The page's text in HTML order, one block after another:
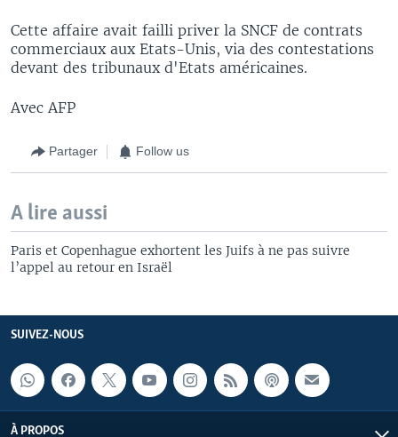
Cette affaire avait failli priver la SNCF de contrats
commerciaux aux Etats-Unis, via des contestations
devant des tribunaux d'Etats américaines.
Avec AFP
Partager Follow us
A lire aussi
Paris et Copenhague exhortent les Juifs à ne pas suivre
l’appel au retour en Israël
SUIVEZ-NOUS
À PROPOS